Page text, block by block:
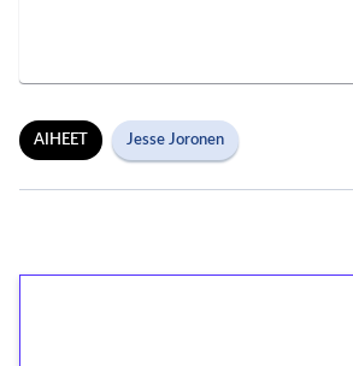
AIHEET Jesse Joronen